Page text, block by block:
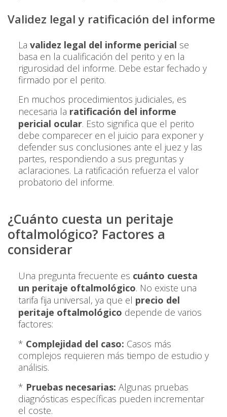
Validez legal y ratificación del informe
La validez legal del informe pericial se
basa en la cualificación del perito y en la
rigurosidad del informe. Debe estar fechado y
firmado por el perito.
En muchos procedimientos judiciales, es
necesaria la ratificación del informe
pericial ocular. Esto significa que el perito
debe comparecer en el juicio para exponer y
defender sus conclusiones ante el juez y las
partes, respondiendo a sus preguntas y
aclaraciones. La ratificación refuerza el valor
probatorio del informe.
¿Cuánto cuesta un peritaje
oftalmológico? Factores a
considerar
Una pregunta frecuente es cuánto cuesta
un peritaje oftalmológico. No existe una
tarifa fija universal, ya que el precio del
peritaje oftalmológico depende de varios
factores:
* Complejidad del caso: Casos más
complejos requieren más tiempo de estudio y
análisis.
* Pruebas necesarias: Algunas pruebas
diagnósticas específicas pueden incrementar
el coste.